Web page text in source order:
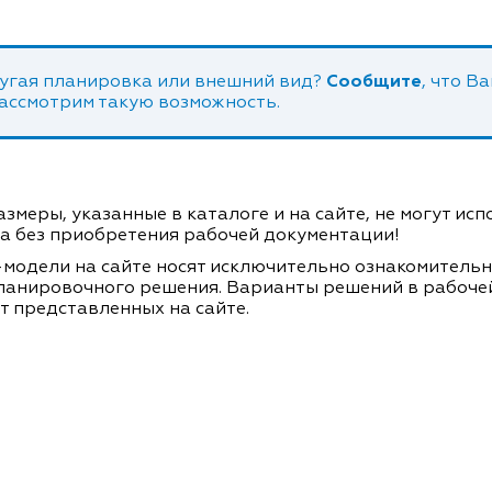
планировка или внешний вид? Сообщите, что
такую возможность.
указанные в каталоге и на сайте, не могут
без приобретения рабочей документации!
на сайте носят исключительно
решения. Варианты решений в
представленных на сайте.